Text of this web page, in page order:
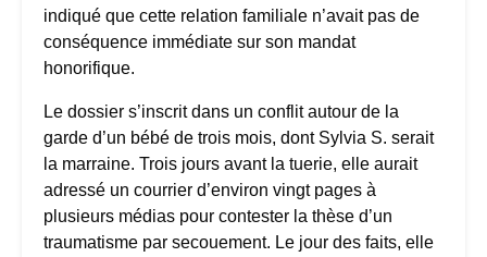
indiqué que cette relation familiale n’avait pas de
conséquence immédiate sur son mandat
honorifique.
Le dossier s’inscrit dans un conflit autour de la
garde d’un bébé de trois mois, dont Sylvia S. serait
la marraine. Trois jours avant la tuerie, elle aurait
adressé un courrier d’environ vingt pages à
plusieurs médias pour contester la thèse d’un
traumatisme par secouement. Le jour des faits, elle